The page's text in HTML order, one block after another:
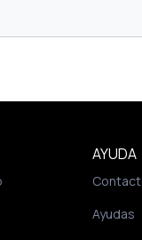
AYUDA
Ayudas